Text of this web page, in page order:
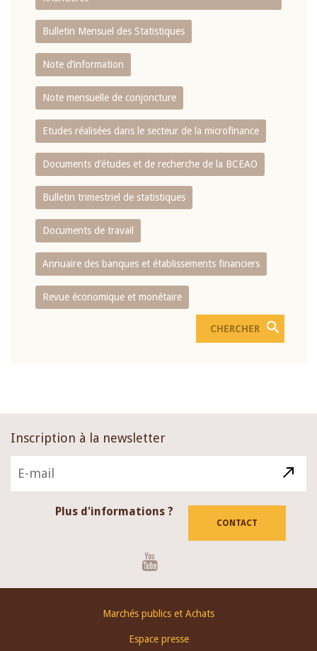
Bulletin Mensuel des Statistiques
Note d’information
Note mensuelle de conjoncture
Etudes réalisées dans le secteur de la microfinance
Documents d’études et de recherche de la BCEAO
Bulletin trimestriel de statistiques
Documents de travail
Annuaire des banques et établissements financiers
Revue économique et monétaire
Inscription à la newsletter
Plus d'informations ?
CONTACT
Marchés publics et Achats
Espace presse